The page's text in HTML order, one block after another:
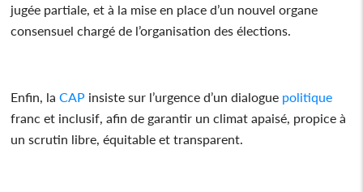
jugée partiale, et à la mise en place d’un nouvel organe
consensuel chargé de l’organisation des élections.
Enfin, laCAP insiste sur l’urgence d’un dialogue politique
franc et inclusif, afin de garantir un climat apaisé, propice à
un scrutin libre, équitable et transparent.